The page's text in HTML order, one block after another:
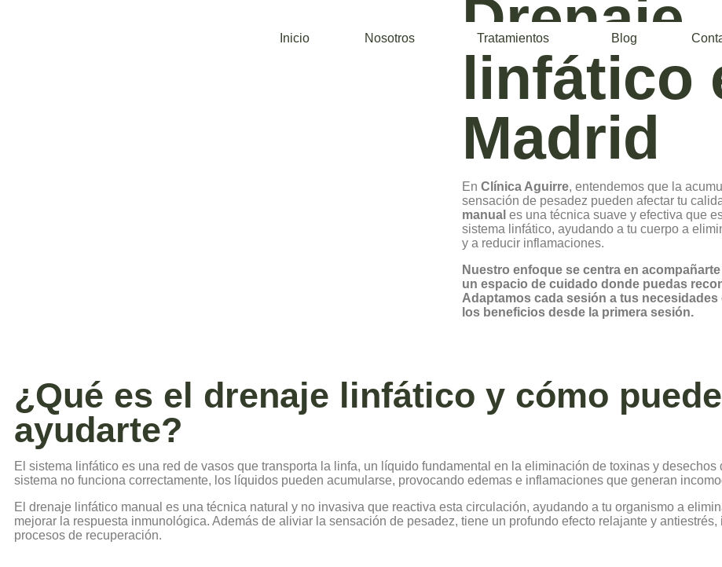
Inicio Nosotros Tratamientos Blog
Drenaje
linfático
Madrid
En Clínica Aguirre, entendemos que la
sensación de pesadez pueden afectar tu
manual es una técnica suave y efectiva que
sistema linfático, ayudando a tu cuerpo a
y a reducir inflamaciones.
Nuestro enfoque se centra en
un espacio de cuidado donde puedas
Adaptamos cada sesión a tus
los beneficios desde la primera sesión.
¿Qué es el drenaje linfático y cómo puede
ayudarte?
El sistema linfático es una red de vasos que transporta la linfa, un líquido fundamental en la eliminación de toxinas y desechos
sistema no funciona correctamente, los líquidos pueden acumularse, provocando edemas e inflamaciones que generan
El drenaje linfático manual es una técnica natural y no invasiva que reactiva esta circulación, ayudando a tu organismo a
mejorar la respuesta inmunológica. Además de aliviar la sensación de pesadez, tiene un profundo efecto relajante y
procesos de recuperación.